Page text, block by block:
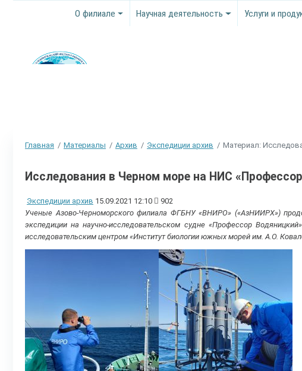
О филиале Научная деятельность Услуги и
Главная Материалы Архив Экспедиции архив Материал:
Исследования в Черном море на НИС
Экспедиции архив 15.09.2021 12:10
902
Ученые Азово-Черноморского филиала ФГБНУ «ВНИРО» («АзНИИРХ»)
экспедиции на научно-исследовательском судне «Профессор
исследовательским центром «Институт биологии южных морей им. А.О.